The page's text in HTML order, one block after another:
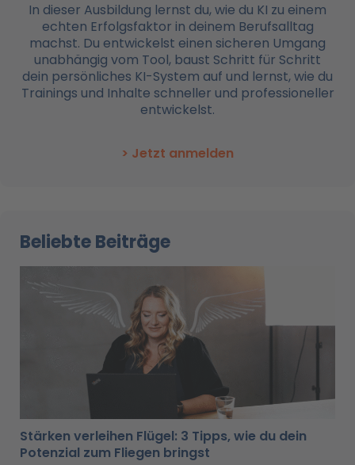
In dieser Ausbildung lernst du, wie du KI zu einem
echten Erfolgsfaktor in deinem Berufsalltag
machst. Du entwickelst einen sicheren Umgang
unabhängig vom Tool, baust Schritt für Schritt
dein persönliches KI-System auf und lernst, wie du
Trainings und Inhalte schneller und professioneller
entwickelst.
> Jetzt anmelden
Beliebte Beiträge
Stärken verleihen Flügel: 3 Tipps, wie du dein
Potenzial zum Fliegen bringst